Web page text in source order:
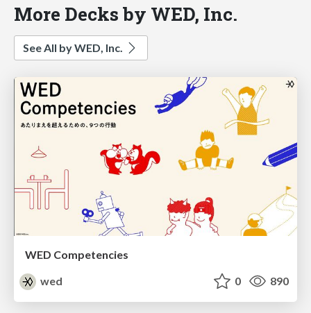
More Decks by WED, Inc.
See All by WED, Inc.
WED Competencies
wed
0 890